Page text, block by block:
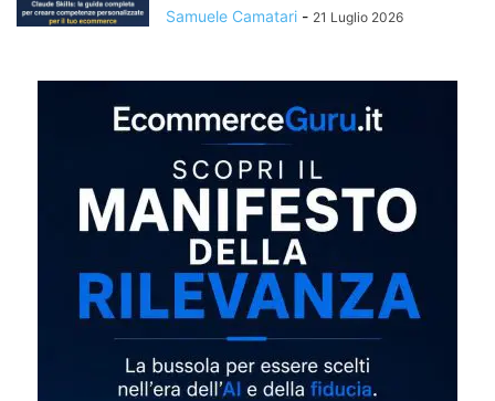
Samuele Camatari - 21 Luglio 2026